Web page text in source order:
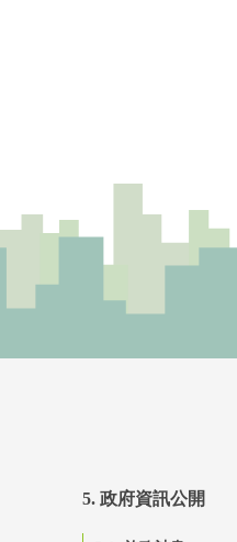
5. 政府資訊公開